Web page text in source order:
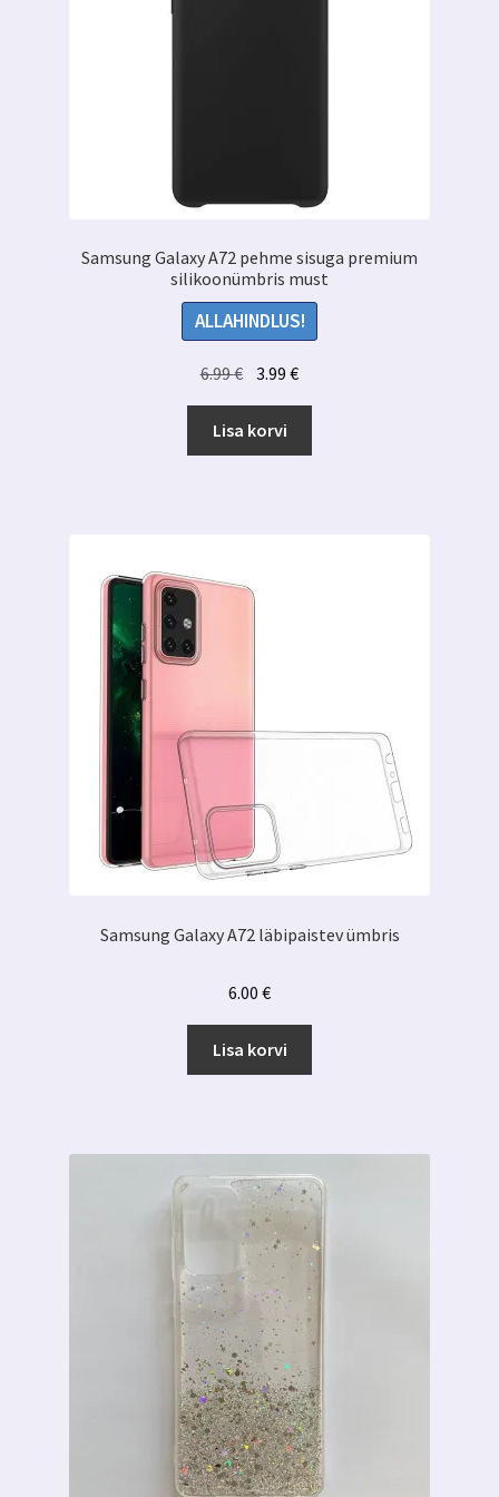
Samsung Galaxy A72 pehme sisuga premium
silikoonümbris must
ALLAHINDLUS!
6.99€ Algne
hind
oli:
6.99 €.
3.99€Praegune
hind
3.99 €.
Lisa korvi
Samsung Galaxy A72 läbipaistev ümbris
6.00 €
Lisa korvi